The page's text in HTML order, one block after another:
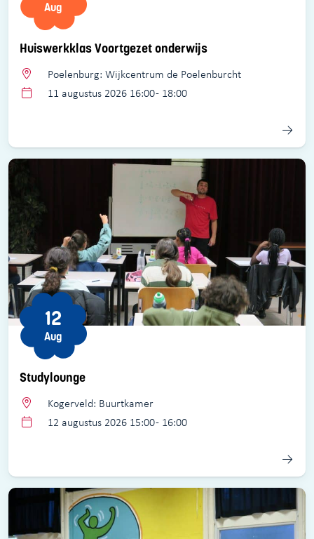
Huiswerkklas Voortgezet onderwijs
Aug
Poelenburg: Wijkcentrum de Poelenburcht
11 augustus 2026 16:00 - 18:00
Studylounge
12
Aug
Kogerveld: Buurtkamer
12 augustus 2026 15:00 - 16:00